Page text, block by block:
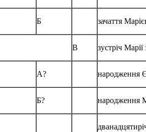
Б зачаття
В зустріч
А? народження
Б? народження